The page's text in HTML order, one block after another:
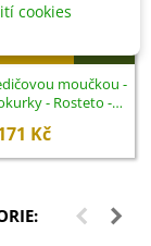
moučkou -
- Rosteto -
Kč
cookies